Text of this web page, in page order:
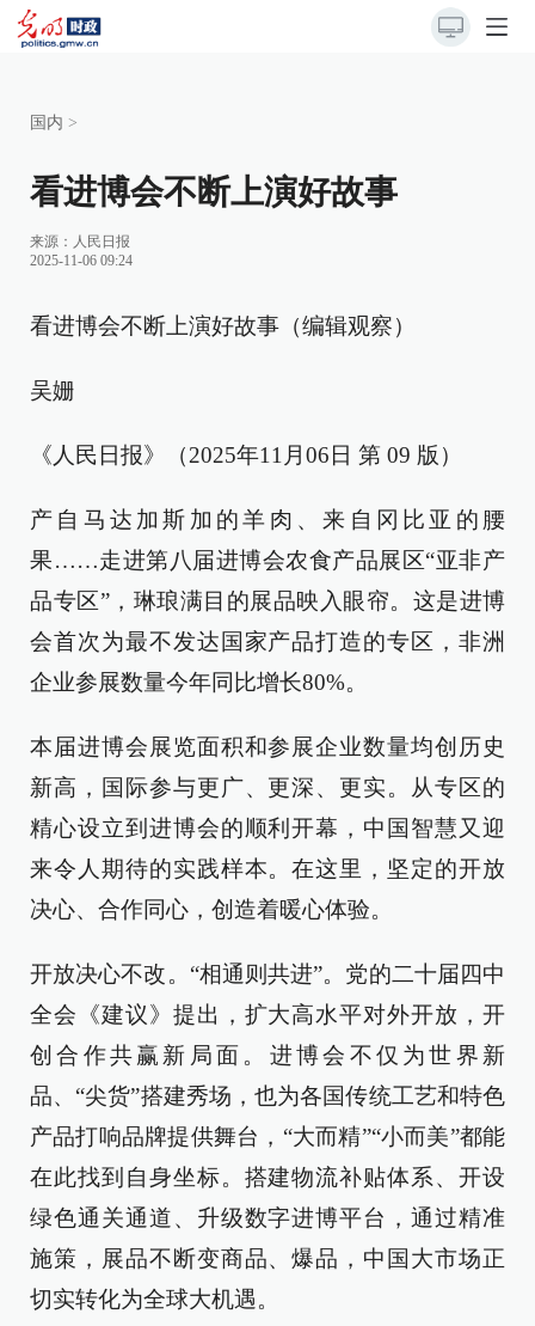
国内 >
看进博会不断上演好故事
来源： 人民日报
2025-11-06 09:24
看进博会不断上演好故事（编辑观察）
吴姗
《人民日报》（2025年11月06日 第 09 版）
产自马达加斯加的羊肉、来自冈比亚的腰
果……走进第八届进博会农食产品展区“亚非产
品专区”，琳琅满目的展品映入眼帘。这是进博
会首次为最不发达国家产品打造的专区，非洲
企业参展数量今年同比增长80%。
本届进博会展览面积和参展企业数量均创历史
新高，国际参与更广、更深、更实。从专区的
精心设立到进博会的顺利开幕，中国智慧又迎
来令人期待的实践样本。在这里，坚定的开放
决心、合作同心，创造着暖心体验。
开放决心不改。“相通则共进”。党的二十届四中
全会《建议》提出，扩大高水平对外开放，开
创合作共赢新局面。进博会不仅为世界新
品、“尖货”搭建秀场，也为各国传统工艺和特色
产品打响品牌提供舞台，“大而精”“小而美”都能
在此找到自身坐标。搭建物流补贴体系、开设
绿色通关通道、升级数字进博平台，通过精准
施策，展品不断变商品、爆品，中国大市场正
切实转化为全球大机遇。